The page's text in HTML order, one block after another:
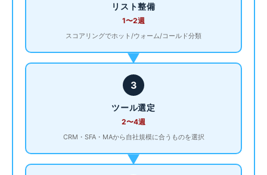
リスト整備
1〜2週
スコアリングでホット/ウォーム/コールド分類
▶
3
ツール選定
2〜4週
CRM・SFA・MAから自社規模に合うものを選択
▶